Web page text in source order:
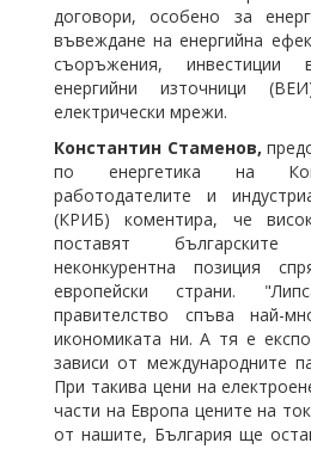
договори, особено за
въвеждане на енергийна
съоръжения, инвестиции
енергийни източници
електрически мрежи.
Константин Стаменов,
по енергетика на
работодателите и
(КРИБ) коментира, че
поставят
неконкурентна позиция
европейски страни.
правителство спъва най-
икономиката ни. А тя е
зависи от международните
При такива цени на
части на Европа цените на
от нашите, България ще